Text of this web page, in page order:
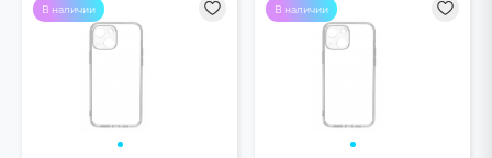
В наличии В наличии